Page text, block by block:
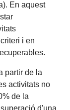
En aquest
i en
partir de la
activitats no
de la